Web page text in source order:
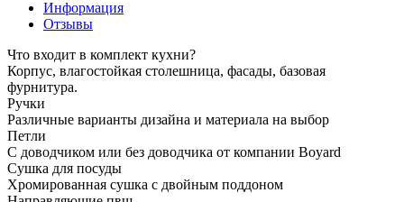
Информация
Отзывы
Что входит в комплект кухни?
Корпус, влагостойкая столешница, фасады, базовая
фурнитура.
Ручки
Различные варианты дизайна и материала на выбор
Петли
С доводчиком или без доводчика от компании Boyard
Сушка для посуды
Хромированная сушка с двойным поддоном